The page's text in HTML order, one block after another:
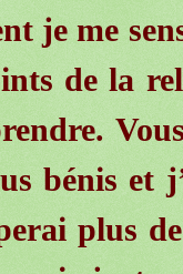
je me
de la
bénis et
plus